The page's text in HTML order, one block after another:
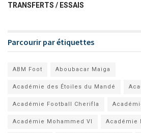
TRANSFERTS / ESSAIS
Parcourir par étiquettes
ABM Foot Aboubacar Maiga
Académie des Étoiles du Mandé
Académie Football Cherifla
Académie Mohammed VI Académie